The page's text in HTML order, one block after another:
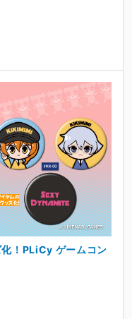
化！PLiCy ゲームコン